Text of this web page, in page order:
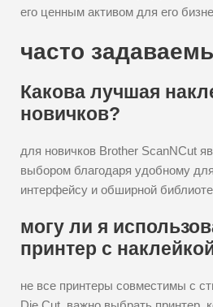
его ценным активом для его
часто
Какова лучшая
новичков?
для новичков Brother ScanNCut
выбором благодаря удобному
интерфейсу и обширной
могу ли я
принтер с
не все принтеры совместимы с